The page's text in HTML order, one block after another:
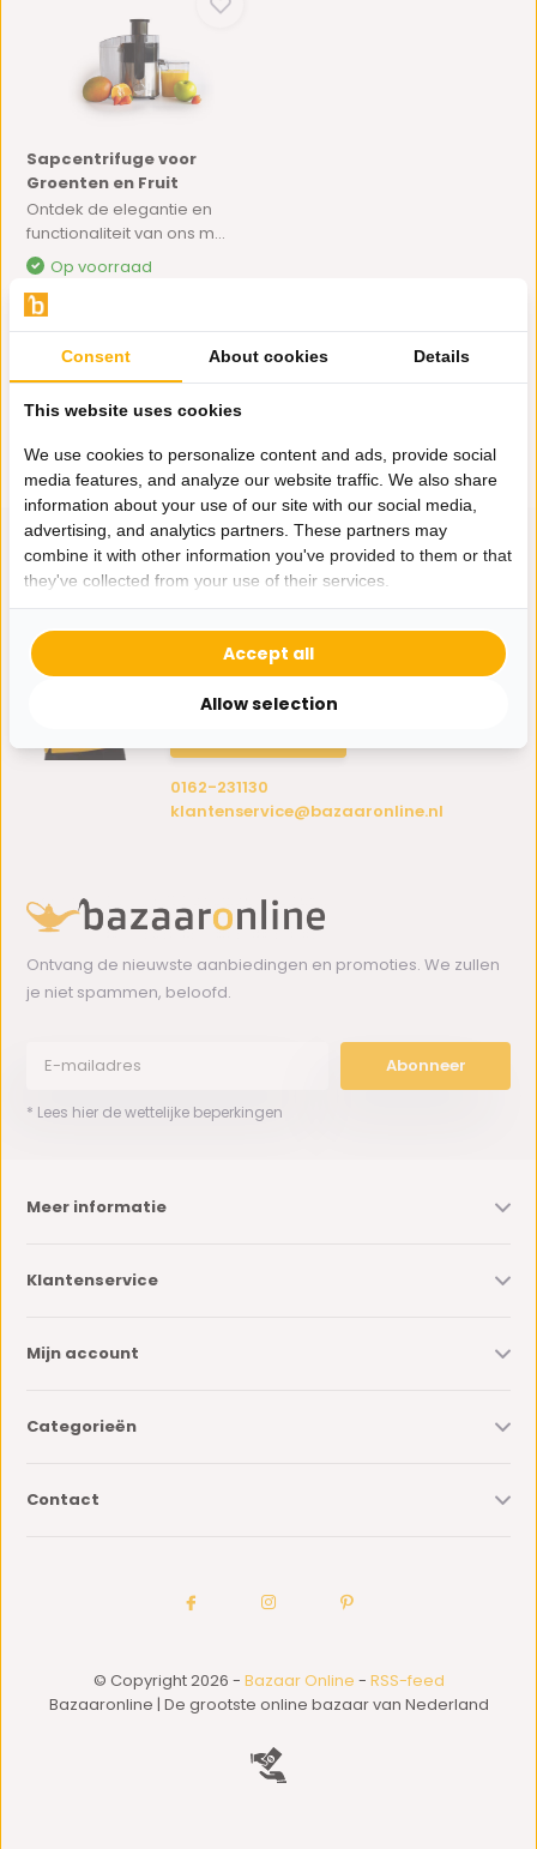
Sapcentrifuge voor
Groenten en Fruit
Ontdek de elegantie en
functionaliteit van ons m...
Op voorraad
69,-
Wij zitten voor je klaar.
0162-231130
klantenservice@bazaaronline.nl
Ontvang de nieuwste aanbiedingen en promoties. We zullen
je niet spammen, beloofd.
Abonneer
* Lees hier de wettelijke beperkingen
Meer informatie
Klantenservice
Mijn account
Categorieën
Contact
© Copyright 2026 - Bazaar Online - RSS-feed
Bazaaronline | De grootste online bazaar van Nederland
Consent About cookies Details
This website uses cookies
We use cookies to personalize content and ads, provide social
media features, and analyze our website traffic. We also share
information about your use of our site with our social media,
advertising, and analytics partners. These partners may
combine it with other information you've provided to them or that
they've collected from your use of their services.
Allow selection
Accept all